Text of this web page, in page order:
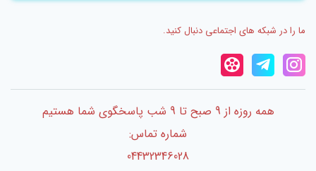
ما را در شبکه های اجتماعی دنبال کنید.
همه روزه از 9 صبح تا 9 شب پاسخگوی شما هستیم
شماره تماس:
04432346028